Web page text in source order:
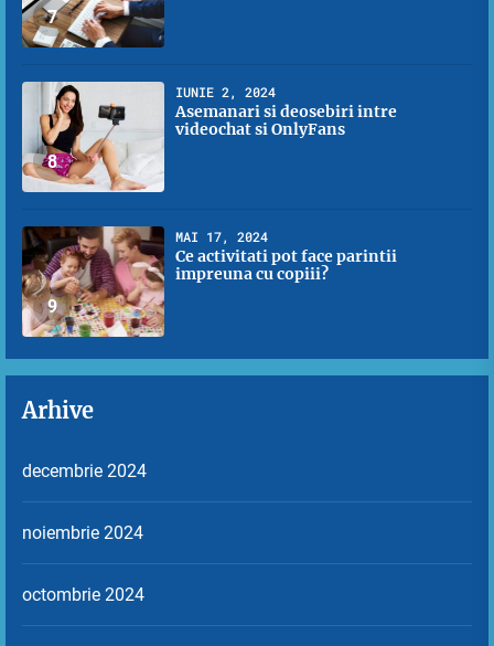
7
8
IUNIE 2, 2024
Asemanari si deosebiri intre
videochat si OnlyFans
9
MAI 17, 2024
Ce activitati pot face parintii
impreuna cu copiii?
Arhive
decembrie 2024
noiembrie 2024
octombrie 2024